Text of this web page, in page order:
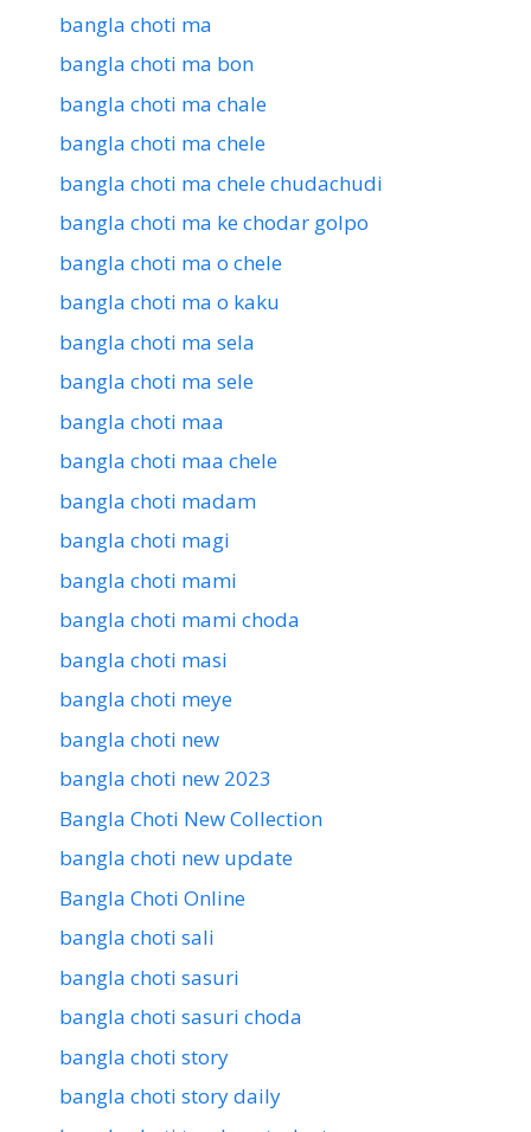
bangla choti ma
bangla choti ma bon
bangla choti ma chale
bangla choti ma chele
bangla choti ma chele chudachudi
bangla choti ma ke chodar golpo
bangla choti ma o chele
bangla choti ma o kaku
bangla choti ma sela
bangla choti ma sele
bangla choti maa
bangla choti maa chele
bangla choti madam
bangla choti magi
bangla choti mami
bangla choti mami choda
bangla choti masi
bangla choti meye
bangla choti new
bangla choti new 2023
Bangla Choti New Collection
bangla choti new update
Bangla Choti Online
bangla choti sali
bangla choti sasuri
bangla choti sasuri choda
bangla choti story
bangla choti story daily